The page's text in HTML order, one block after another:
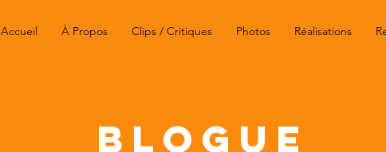
Accueil À Propos Clips / Critiques Photos Réalisations
BLOGUE